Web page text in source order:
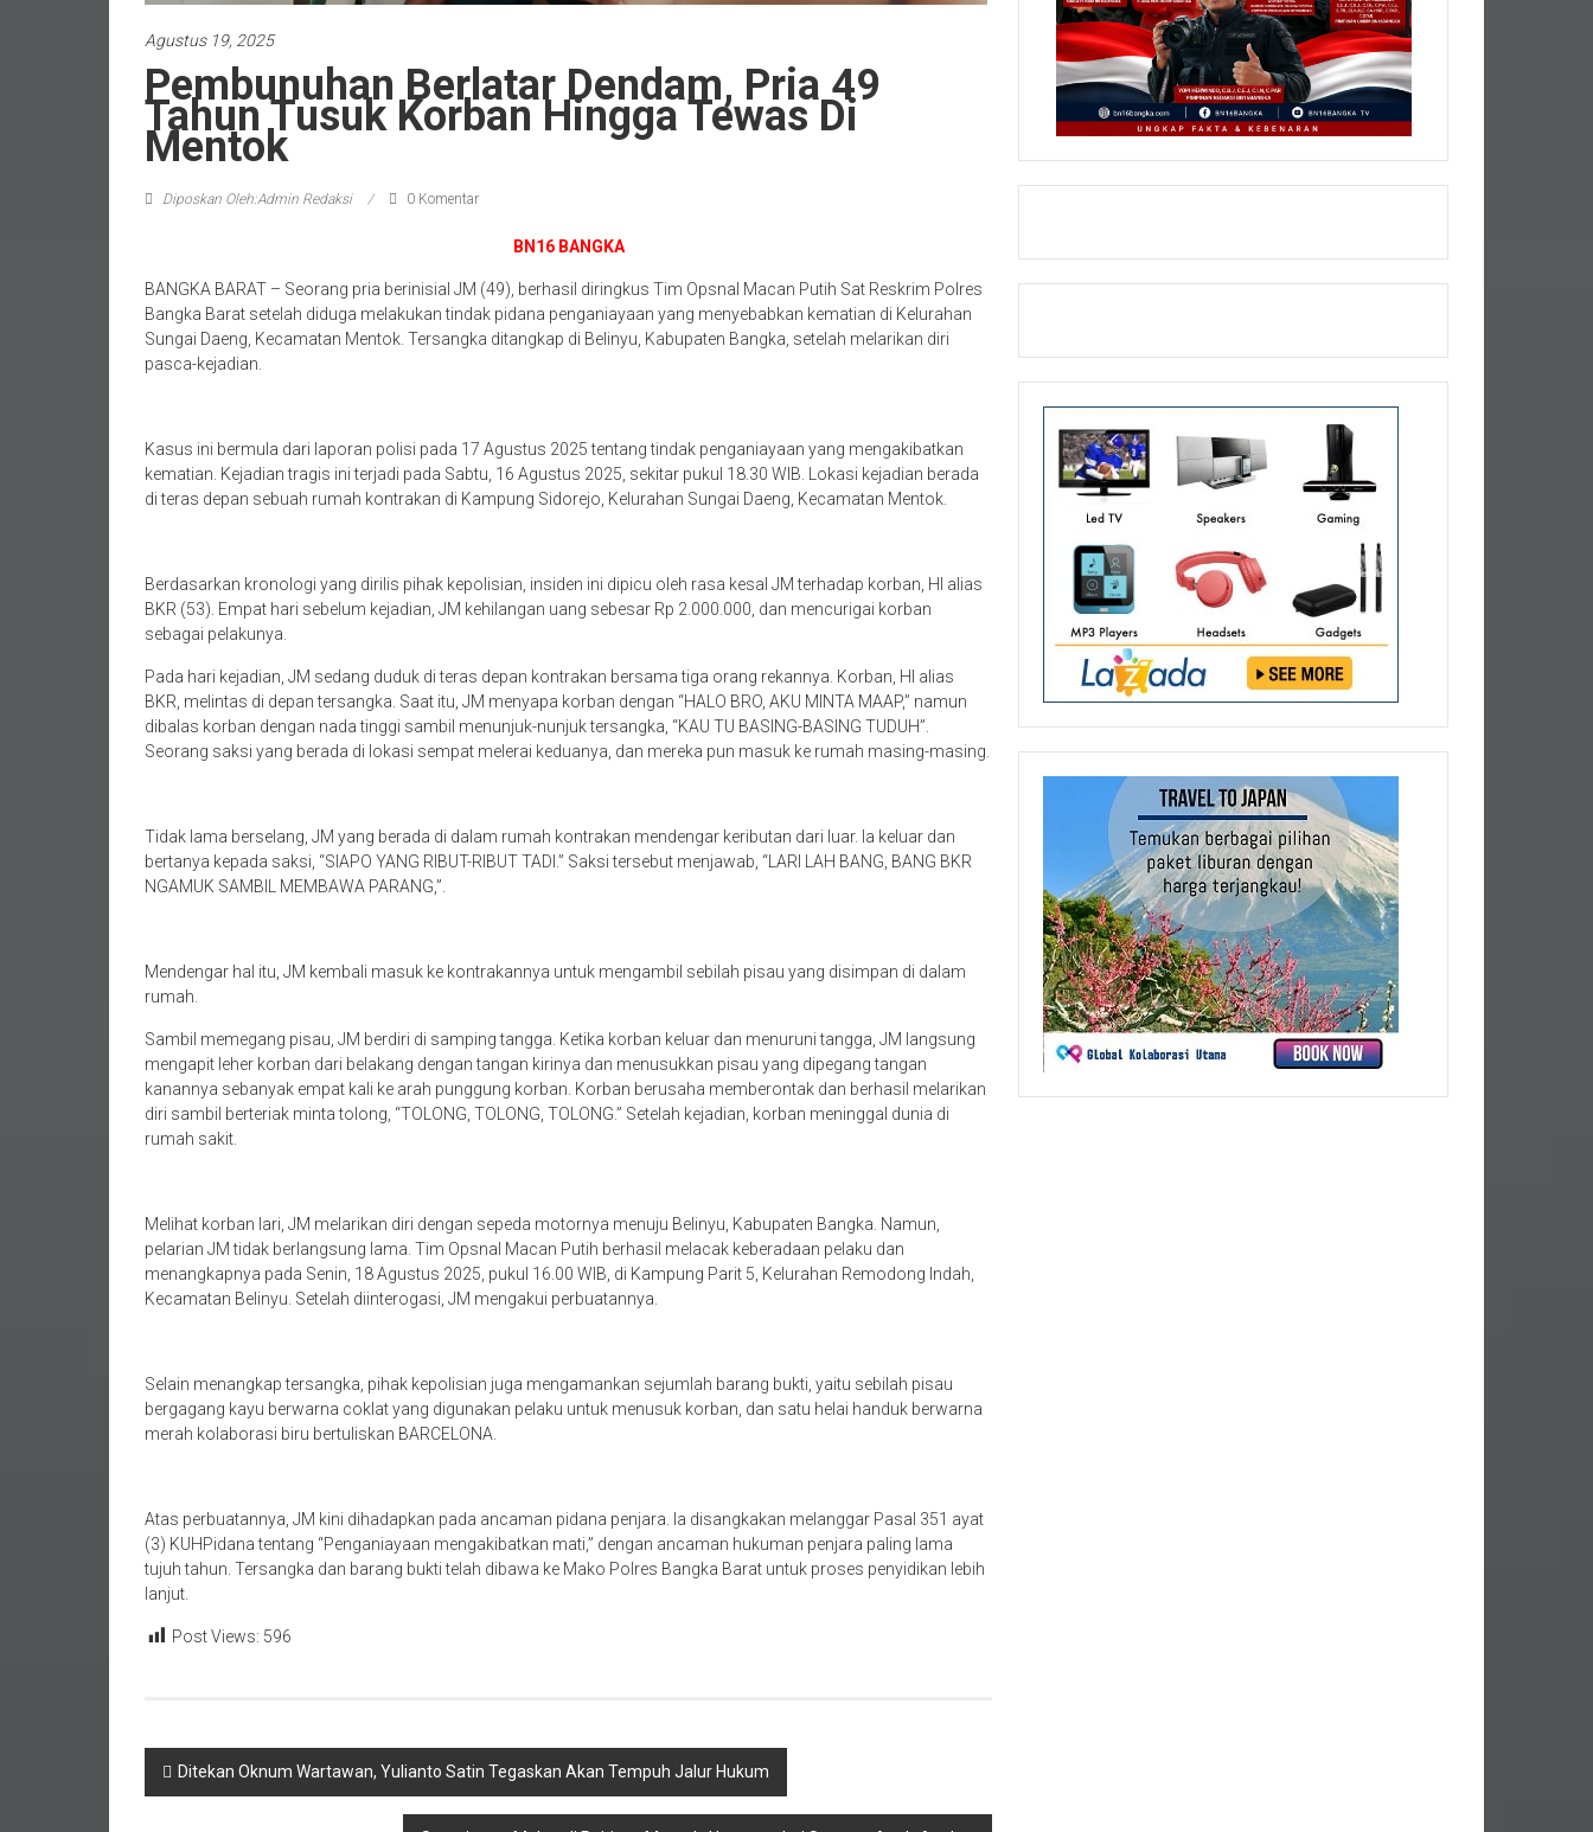
Agustus 19, 2025
Pembunuhan Berlatar Dendam, Pria 49
Tahun Tusuk Korban Hingga Tewas Di
Mentok
Diposkan Oleh:Admin Redaksi 0 Komentar
BN16 BANGKA
BANGKA BARAT – Seorang pria berinisial JM (49), berhasil diringkus Tim Opsnal Macan Putih Sat Reskrim Polres
Bangka Barat setelah diduga melakukan tindak pidana penganiayaan yang menyebabkan kematian di Kelurahan
Sungai Daeng, Kecamatan Mentok. Tersangka ditangkap di Belinyu, Kabupaten Bangka, setelah melarikan diri
pasca-kejadian.
Kasus ini bermula dari laporan polisi pada 17 Agustus 2025 tentang tindak penganiayaan yang mengakibatkan
kematian. Kejadian tragis ini terjadi pada Sabtu, 16 Agustus 2025, sekitar pukul 18.30 WIB. Lokasi kejadian berada
di teras depan sebuah rumah kontrakan di Kampung Sidorejo, Kelurahan Sungai Daeng, Kecamatan Mentok.
Berdasarkan kronologi yang dirilis pihak kepolisian, insiden ini dipicu oleh rasa kesal JM terhadap korban, HI alias
BKR (53). Empat hari sebelum kejadian, JM kehilangan uang sebesar Rp 2.000.000, dan mencurigai korban
sebagai pelakunya.
Pada hari kejadian, JM sedang duduk di teras depan kontrakan bersama tiga orang rekannya. Korban, HI alias
BKR, melintas di depan tersangka. Saat itu, JM menyapa korban dengan “HALO BRO, AKU MINTA MAAP,” namun
dibalas korban dengan nada tinggi sambil menunjuk-nunjuk tersangka, “KAU TU BASING-BASING TUDUH”.
Seorang saksi yang berada di lokasi sempat melerai keduanya, dan mereka pun masuk ke rumah masing-masing.
Tidak lama berselang, JM yang berada di dalam rumah kontrakan mendengar keributan dari luar. Ia keluar dan
bertanya kepada saksi, “SIAPO YANG RIBUT-RIBUT TADI.” Saksi tersebut menjawab, “LARI LAH BANG, BANG BKR
NGAMUK SAMBIL MEMBAWA PARANG,”.
Mendengar hal itu, JM kembali masuk ke kontrakannya untuk mengambil sebilah pisau yang disimpan di dalam
rumah.
Sambil memegang pisau, JM berdiri di samping tangga. Ketika korban keluar dan menuruni tangga, JM langsung
mengapit leher korban dari belakang dengan tangan kirinya dan menusukkan pisau yang dipegang tangan
kanannya sebanyak empat kali ke arah punggung korban. Korban berusaha memberontak dan berhasil melarikan
diri sambil berteriak minta tolong, “TOLONG, TOLONG, TOLONG.” Setelah kejadian, korban meninggal dunia di
rumah sakit.
Melihat korban lari, JM melarikan diri dengan sepeda motornya menuju Belinyu, Kabupaten Bangka. Namun,
pelarian JM tidak berlangsung lama. Tim Opsnal Macan Putih berhasil melacak keberadaan pelaku dan
menangkapnya pada Senin, 18 Agustus 2025, pukul 16.00 WIB, di Kampung Parit 5, Kelurahan Remodong Indah,
Kecamatan Belinyu. Setelah diinterogasi, JM mengakui perbuatannya.
Selain menangkap tersangka, pihak kepolisian juga mengamankan sejumlah barang bukti, yaitu sebilah pisau
bergagang kayu berwarna coklat yang digunakan pelaku untuk menusuk korban, dan satu helai handuk berwarna
merah kolaborasi biru bertuliskan BARCELONA.
Atas perbuatannya, JM kini dihadapkan pada ancaman pidana penjara. Ia disangkakan melanggar Pasal 351 ayat
(3) KUHPidana tentang “Penganiayaan mengakibatkan mati,” dengan ancaman hukuman penjara paling lama
tujuh tahun. Tersangka dan barang bukti telah dibawa ke Mako Polres Bangka Barat untuk proses penyidikan lebih
lanjut.
Post Views: 596
Navigasi
pos
Ditekan Oknum Wartawan, Yulianto Satin Tegaskan Akan Tempuh Jalur Hukum